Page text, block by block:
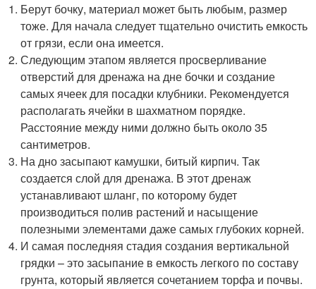
Берут бочку, материал может быть любым, размер
тоже. Для начала следует тщательно очистить емкость
от грязи, если она имеется.
Следующим этапом является просверливание
отверстий для дренажа на дне бочки и создание
самых ячеек для посадки клубники. Рекомендуется
располагать ячейки в шахматном порядке.
Расстояние между ними должно быть около 35
сантиметров.
На дно засыпают камушки, битый кирпич. Так
создается слой для дренажа. В этот дренаж
устанавливают шланг, по которому будет
производиться полив растений и насыщение
полезными элементами даже самых глубоких корней.
И самая последняя стадия создания вертикальной
грядки – это засыпание в емкость легкого по составу
грунта, который является сочетанием торфа и почвы.